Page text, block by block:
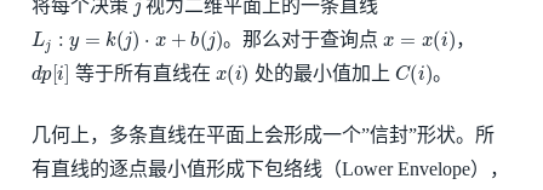
将每个决策 视为二维平面上的一条直线
L )⋅ x + 。那么对于查询点 ) ，
dp [i] 等于所有直线在 (i) 处的最小值加上 C(i )。
几何上，多条直线在平面上会形成一个”信封”形状。所
有直线的逐点最小值形成下包络线（Lower Envelope），